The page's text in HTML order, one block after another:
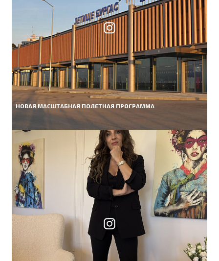
НОВАЯ МАСШТАБНАЯ ПОЛЕТНАЯ ПРОГРАММА